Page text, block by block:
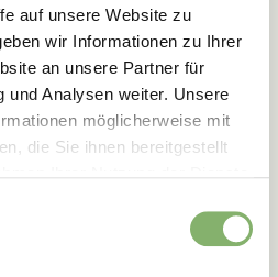
auf unsere Website zu
wir Informationen zu Ihrer
an unsere Partner für
und Analysen weiter. Unsere
möglicherweise mit
die Sie ihnen bereitgestellt
Zertifizierung